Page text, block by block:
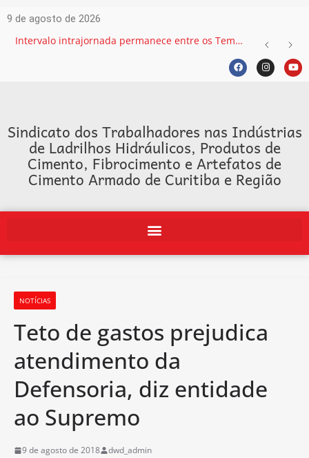
9 de agosto de 2026
Intervalo intrajornada permanece entre os Temas mais recorrentes na Justiça do Trabalho e exige atenção das empresas
Sindicato dos Trabalhadores nas Indústrias
de Ladrilhos Hidráulicos, Produtos de
Cimento, Fibrocimento e Artefatos de
Cimento Armado de Curitiba e Região
NOTÍCIAS
Teto de gastos prejudica
atendimento da
Defensoria, diz entidade
ao Supremo
9 de agosto de 2018 dwd_admin